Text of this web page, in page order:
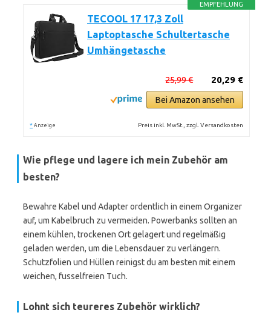
EMPFEHLUNG
TECOOL 17 17,3 Zoll
Laptoptasche Schultertasche
Umhängetasche
20,29 €
25,99 €
Bei Amazon ansehen
* Anzeige Preis inkl. MwSt., zzgl. Versandkosten
Wie pflege und lagere ich mein Zubehör am
besten?
Bewahre Kabel und Adapter ordentlich in einem Organizer
auf, um Kabelbruch zu vermeiden. Powerbanks sollten an
einem kühlen, trockenen Ort gelagert und regelmäßig
geladen werden, um die Lebensdauer zu verlängern.
Schutzfolien und Hüllen reinigst du am besten mit einem
weichen, fusselfreien Tuch.
Lohnt sich teureres Zubehör wirklich?